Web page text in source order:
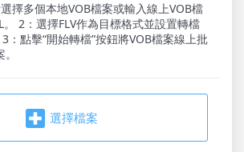
擇多個本地VOB檔案或輸入線上VOB檔
。 2：選擇FLV作為目標格式並設置轉檔
：點擊“開始轉檔”按鈕將VOB檔案線上批
選擇檔案